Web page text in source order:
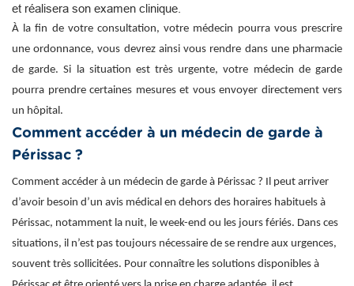
et réalisera son examen clinique.
À la fin de votre consultation, votre médecin pourra vous prescrire
une ordonnance, vous devrez ainsi vous rendre dans une pharmacie
de garde. Si la situation est très urgente, votre médecin de garde
pourra prendre certaines mesures et vous envoyer directement vers
un hôpital.
Comment accéder à un médecin de garde à
Périssac ?
Comment accéder à un médecin de garde à Périssac ? Il peut arriver
d’avoir besoin d’un avis médical en dehors des horaires habituels à
Périssac, notamment la nuit, le week-end ou les jours fériés. Dans ces
situations, il n’est pas toujours nécessaire de se rendre aux urgences,
souvent très sollicitées. Pour connaître les solutions disponibles à